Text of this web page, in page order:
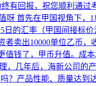
有回报，祝您顺利通过
呀 首先在甲国视角下，
日的汇率（甲国间接标
卖出10000单位乙币，
钱了，甲币升值。成
，几年后，海新公司的
？产品性能、质量达到